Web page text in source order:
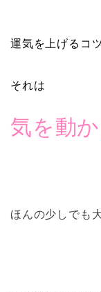
運気を上げるコツ
それは
気を動
ほんの少しでも